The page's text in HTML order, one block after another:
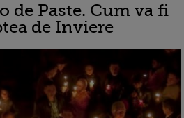
de Paste. Cum va fi
de Inviere